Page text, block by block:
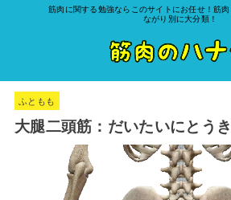
筋肉に関する勉強ならこのサイトにお任せ！筋
ながり別に大分類！
ふともも
大腿二頭筋：だいたいにとう